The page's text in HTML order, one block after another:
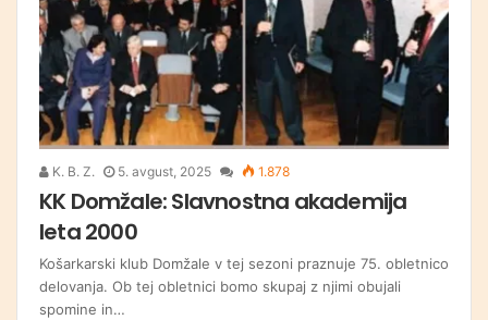
K. B. Z. 5. avgust, 2025 1.878
KK Domžale: Slavnostna akademija
leta 2000
Košarkarski klub Domžale v tej sezoni praznuje 75. obletnico
delovanja. Ob tej obletnici bomo skupaj z njimi obujali
spomine in…